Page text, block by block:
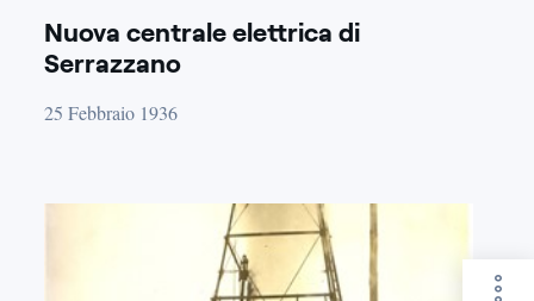
Nuova centrale elettrica di
Serrazzano
25 Febbraio 1936